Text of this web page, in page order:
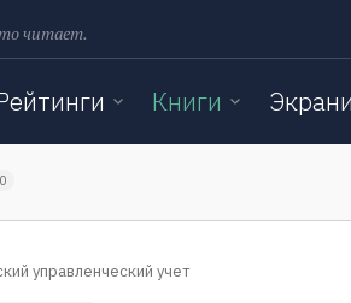
читает.
Книги
0
управленческий учет